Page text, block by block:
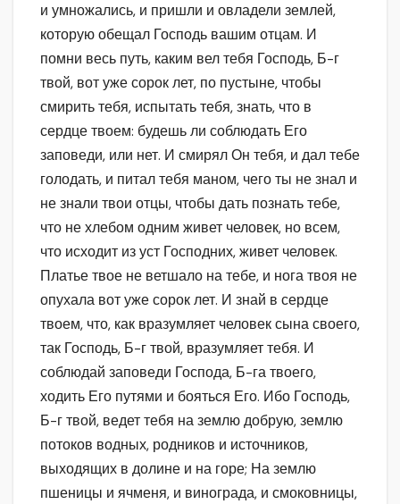
и умножались, и пришли и овладели землей,
которую обещал Господь вашим отцам. И
помни весь путь, каким вел тебя Господь, Б-г
твой, вот уже сорок лет, по пустыне, чтобы
смирить тебя, испытать тебя, знать, что в
сердце твоем: будешь ли соблюдать Его
заповеди, или нет. И смирял Он тебя, и дал тебе
голодать, и питал тебя маном, чего ты не знал и
не знали твои отцы, чтобы дать познать тебе,
что не хлебом одним живет человек, но всем,
что исходит из уст Господних, живет человек.
Платье твое не ветшало на тебе, и нога твоя не
опухала вот уже сорок лет. И знай в сердце
твоем, что, как вразумляет человек сына своего,
так Господь, Б-г твой, вразумляет тебя. И
соблюдай заповеди Господа, Б-га твоего,
ходить Его путями и бояться Его. Ибо Господь,
Б-г твой, ведет тебя на землю добрую, землю
потоков водных, родников и источников,
выходящих в долине и на горе; На землю
пшеницы и ячменя, и винограда, и смоковницы,